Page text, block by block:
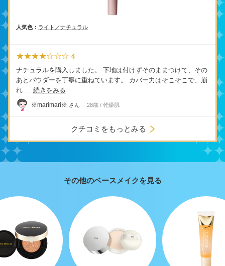
人気色： ライト／ナチュラル
★★★★☆☆☆ 4
ナチュラルを購入しました。 下地は付けずそのままつけて、その
あとパウダーを丁寧に重ねています。 カバー力はそこそこで、崩
れ … 続きをみる
※marimari※ さん 28歳 / 乾燥肌
クチコミをもっとみる
その他のベースメイクを見る